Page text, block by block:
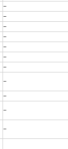
–
–
–
–
–
–
–
–
–
–
–